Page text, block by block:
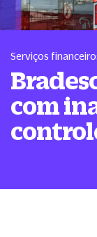
Serviços
com